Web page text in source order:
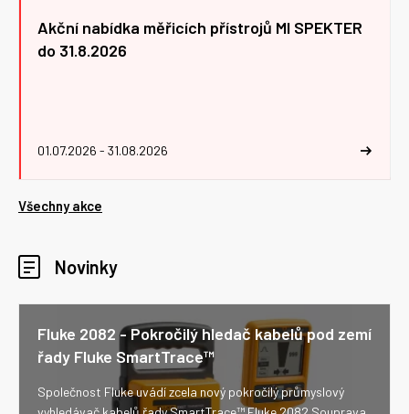
Akční nabídka měřicích přístrojů MI SPEKTER
do 31.8.2026
01.07.2026 - 31.08.2026
Všechny akce
Novinky
Fluke 2082 - Pokročilý hledač kabelů pod zemí
řady Fluke SmartTrace™
Společnost Fluke uvádí zcela nový pokročilý průmyslový